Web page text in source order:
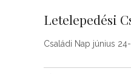
Letelepedési
Családi Nap június